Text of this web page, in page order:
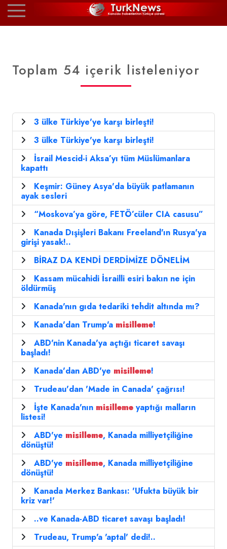
Toplam 54 içerik listeleniyor
3 ülke Türkiye'ye karşı birleşti!
3 ülke Türkiye'ye karşı birleşti!
İsrail Mescid-i Aksa’yı tüm Müslümanlara
kapattı
Keşmir: Güney Asya'da büyük patlamanın
ayak sesleri
“Moskova’ya göre, FETÖ’cüler CIA casusu”
Kanada Dışişleri Bakanı Freeland'ın Rusya'ya
girişi yasak!..
BİRAZ DA KENDİ DERDİMİZE DÖNELİM
Kassam mücahidi İsrailli esiri bakın ne için
öldürmüş
Kanada'nın gıda tedariki tehdit altında mı?
Kanada'dan Trump'a misilleme!
ABD'nin Kanada'ya açtığı ticaret savaşı
başladı!
Kanada'dan ABD'ye misilleme!
Trudeau'dan 'Made in Canada' çağrısı!
İşte Kanada'nın misilleme yaptığı malların
listesi!
ABD'ye misilleme, Kanada milliyetçiliğine
dönüştü!
ABD'ye misilleme, Kanada milliyetçiliğine
dönüştü!
Kanada Merkez Bankası: 'Ufukta büyük bir
kriz var!'
..ve Kanada-ABD ticaret savaşı başladı!
Trudeau, Trump'a 'aptal' dedi!..